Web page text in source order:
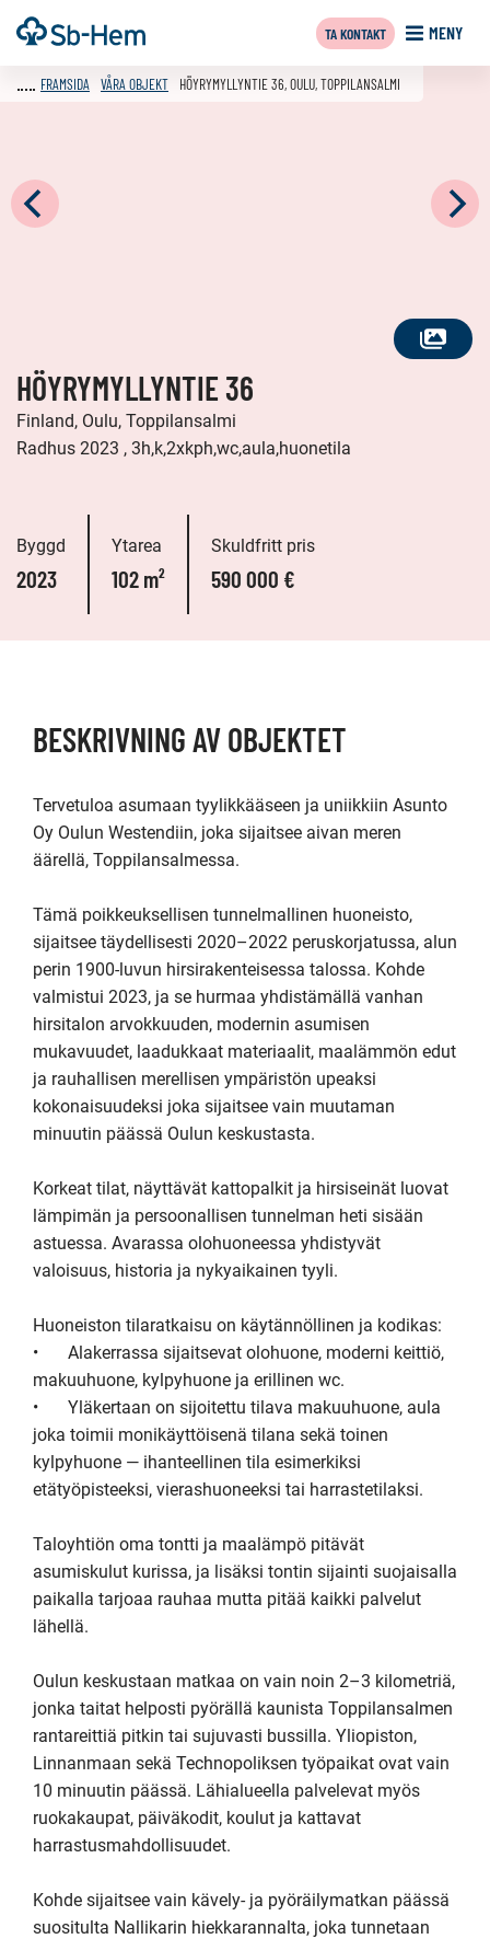
Till
innehållet
Framsida MENY
TA KONTAKT
SE
FRAMSIDA VÅRA OBJEKT HÖYRYMYLLYNTIE 36, OULU, TOPPILANSALMI
HÖYRYMYLLYNTIE 36
Finland, Oulu, Toppilansalmi
Radhus 2023 , 3h,k,2xkph,wc,aula,huonetila
Byggd
2023
Ytarea
102 m²
Skuldfritt pris
590 000 €
BESKRIVNING AV OBJEKTET
Tervetuloa asumaan tyylikkääseen ja uniikkiin Asunto
Oy Oulun Westendiin, joka sijaitsee aivan meren
äärellä, Toppilansalmessa.
Tämä poikkeuksellisen tunnelmallinen huoneisto,
sijaitsee täydellisesti 2020–2022 peruskorjatussa, alun
perin 1900-luvun hirsirakenteisessa talossa. Kohde
valmistui 2023, ja se hurmaa yhdistämällä vanhan
hirsitalon arvokkuuden, modernin asumisen
mukavuudet, laadukkaat materiaalit, maalämmön edut
ja rauhallisen merellisen ympäristön upeaksi
kokonaisuudeksi joka sijaitsee vain muutaman
minuutin päässä Oulun keskustasta.
Korkeat tilat, näyttävät kattopalkit ja hirsiseinät luovat
lämpimän ja persoonallisen tunnelman heti sisään
astuessa. Avarassa olohuoneessa yhdistyvät
valoisuus, historia ja nykyaikainen tyyli.
Huoneiston tilaratkaisu on käytännöllinen ja kodikas:
•	Alakerrassa sijaitsevat olohuone, moderni keittiö,
makuuhuone, kylpyhuone ja erillinen wc.
•	Yläkertaan on sijoitettu tilava makuuhuone, aula
joka toimii monikäyttöisenä tilana sekä toinen
kylpyhuone — ihanteellinen tila esimerkiksi
etätyöpisteeksi, vierashuoneeksi tai harrastetilaksi.
Taloyhtiön oma tontti ja maalämpö pitävät
asumiskulut kurissa, ja lisäksi tontin sijainti suojaisalla
paikalla tarjoaa rauhaa mutta pitää kaikki palvelut
lähellä.
Oulun keskustaan matkaa on vain noin 2–3 kilometriä,
jonka taitat helposti pyörällä kaunista Toppilansalmen
rantareittiä pitkin tai sujuvasti bussilla. Yliopiston,
Linnanmaan sekä Technopoliksen työpaikat ovat vain
10 minuutin päässä. Lähialueella palvelevat myös
ruokakaupat, päiväkodit, koulut ja kattavat
harrastusmahdollisuudet.
Kohde sijaitsee vain kävely- ja pyöräilymatkan päässä
suositulta Nallikarin hiekkarannalta, joka tunnetaan